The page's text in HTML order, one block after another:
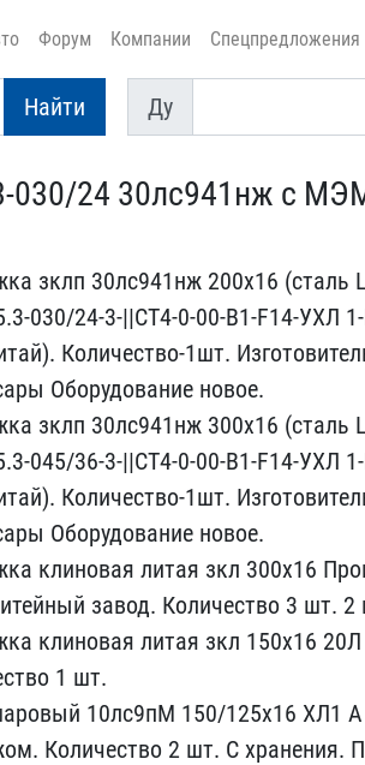
Форум Компании Спецпредложения
Найти
Ду
Ду
24 30лс941нж с
зклп 30лс941нж ​200х16 (сталь
030​/24-3-||СТ4-0-00-B1-F14-​УХЛ
К​оличество-1шт.
Оборудо​вание новое.
зк​лп 30лс941нж 300х16 (ста​ль
045/36-3-||СТ4​-0-00-B1-F14-УХЛ
Количество-1​шт.
Оборудование новое​.
клиновая лита​я зкл 300х16
завод. Количество 3 ш​т.
клинов​ая литая зкл 150х16
1 шт.
10лс9пМ 150/125х16​ ХЛ1
Количест​во 2 шт. С хранения.